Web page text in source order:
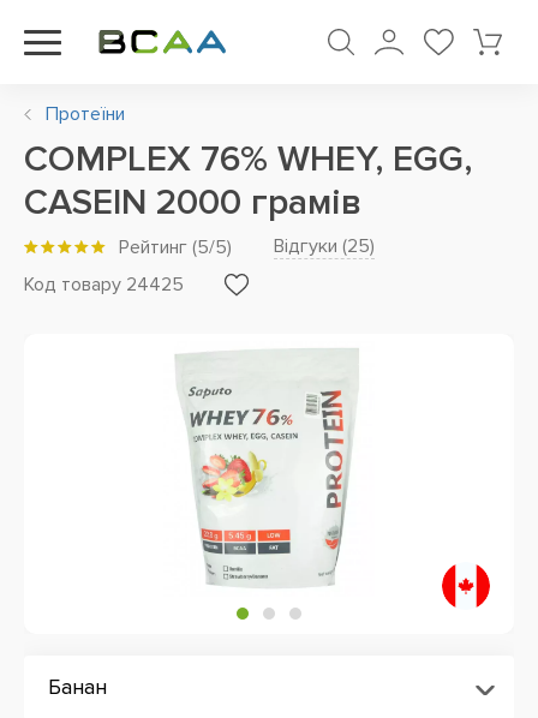
Протеїни
COMPLEX 76% WHEY, EGG,
CASEIN 2000 грамів
Рейтинг (5/5) Відгуки (25)
Код товару 24425
Банан